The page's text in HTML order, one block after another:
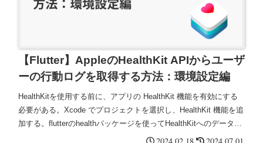
【Flutter】AppleのHealthKit APIからユーザ
ーの行動ログを取得する方法：環境設定編
HealthKitを使用する前に、アプリの HealthKit 機能を有効にする
必要がある。Xcode でプロジェクトを選択し、HealthKit 機能を追
加する。flutterのhealthパッケージを使ってHealthKitへのデータア